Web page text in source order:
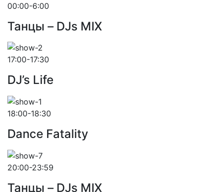
00:00-6:00
Танцы – DJs MIX
17:00-17:30
DJ’s Life
18:00-18:30
Dance Fatality
20:00-23:59
Танцы – DJs MIX